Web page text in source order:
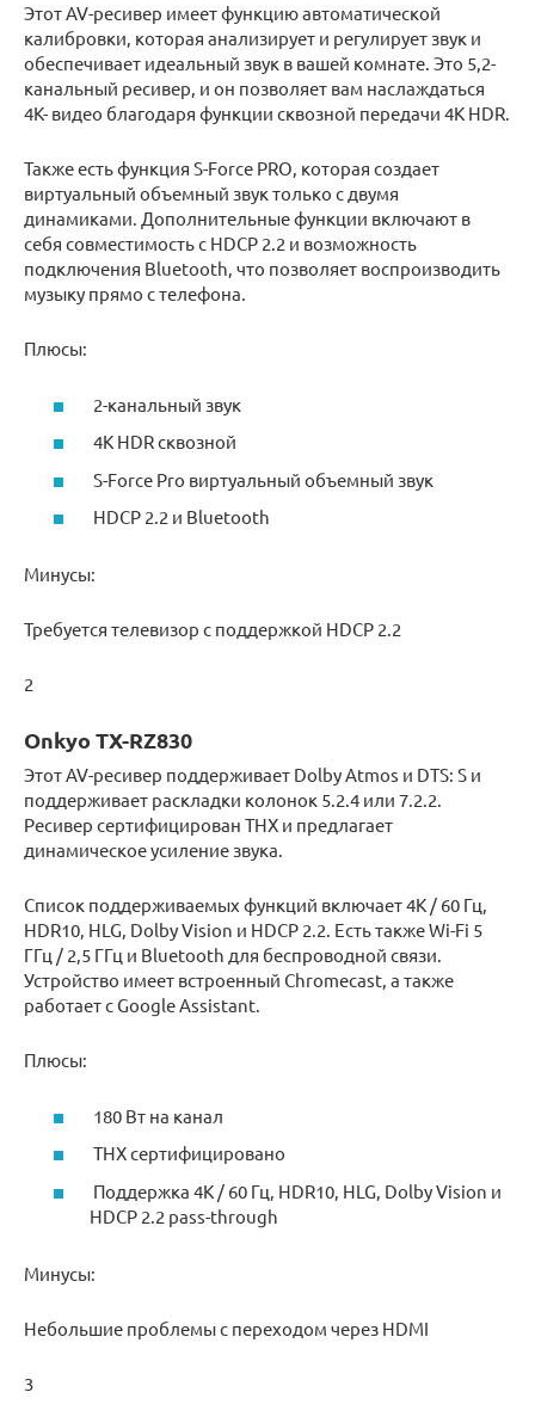
Этот AV-ресивер имеет функцию автоматической
калибровки, которая анализирует и регулирует звук и
обеспечивает идеальный звук в вашей комнате. Это 5,2-
канальный ресивер, и он позволяет вам наслаждаться
4K- видео благодаря функции сквозной передачи 4K HDR.
Также есть функция S-Force PRO, которая создает
виртуальный объемный звук только с двумя
динамиками. Дополнительные функции включают в
себя совместимость с HDCP 2.2 и возможность
подключения Bluetooth, что позволяет воспроизводить
музыку прямо с телефона.
Плюсы:
2-канальный звук
4K HDR сквозной
S-Force Pro виртуальный объемный звук
HDCP 2.2 и Bluetooth
Минусы:
Требуется телевизор с поддержкой HDCP 2.2
2
Onkyo TX-RZ830
Этот AV-ресивер поддерживает Dolby Atmos и DTS: S и
поддерживает раскладки колонок 5.2.4 или 7.2.2.
Ресивер сертифицирован THX и предлагает
динамическое усиление звука.
Список поддерживаемых функций включает 4K / 60 Гц,
HDR10, HLG, Dolby Vision и HDCP 2.2. Есть также Wi-Fi 5
ГГц / 2,5 ГГц и Bluetooth для беспроводной связи.
Устройство имеет встроенный Chromecast, а также
работает с Google Assistant.
Плюсы:
180 Вт на канал
THX сертифицировано
Поддержка 4K / 60 Гц, HDR10, HLG, Dolby Vision и
HDCP 2.2 pass-through
Минусы:
Небольшие проблемы с переходом через HDMI
3